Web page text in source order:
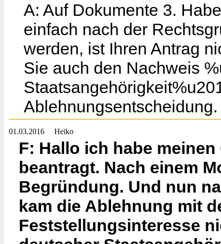
A: Auf Dokumente 3.
einfach nach der
werden, ist Ihren Antrag
Sie auch den Nachweis
Ablehnungsentscheidung.
01.03.2016 Heiko
F: Hallo ich habe
beantragt. Nach einem
Begründung. Und nun
kam die Ablehnung mit
Feststellungsinteresse